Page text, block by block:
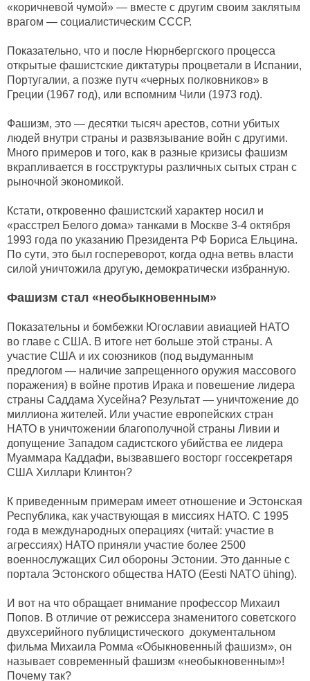
«коричневой чумой» — вместе с другим своим заклятым
врагом — социалистическим СССР.
Показательно, что и после Нюрнбергского процесса
открытые фашистские диктатуры процветали в Испании,
Португалии, а позже путч «черных полковников» в
Греции (1967 год), или вспомним Чили (1973 год).
Фашизм, это — десятки тысяч арестов, сотни убитых
людей внутри страны и развязывание войн с другими.
Много примеров и того, как в разные кризисы фашизм
вкрапливается в госструктуры различных сытых стран с
рыночной экономикой.
Кстати, откровенно фашистский характер носил и
«расстрел Белого дома» танками в Москве 3-4 октября
1993 года по указанию Президента РФ Бориса Ельцина.
По сути, это был госпереворот, когда одна ветвь власти
силой уничтожила другую, демократически избранную.
Фашизм стал «необыкновенным»
Показательны и бомбежки Югославии авиацией НАТО
во главе с США. В итоге нет больше этой страны. А
участие США и их союзников (под выдуманным
предлогом — наличие запрещенного оружия массового
поражения) в войне против Ирака и повешение лидера
страны Саддама Хусейна? Результат — уничтожение до
миллиона жителей. Или участие европейских стран
НАТО в уничтожении благополучной страны Ливии и
допущение Западом садистского убийства ее лидера
Муаммара Каддафи, вызвавшего восторг госсекретаря
США Хиллари Клинтон?
К приведенным примерам имеет отношение и Эстонская
Республика, как участвующая в миссиях НАТО. С 1995
года в международных операциях (читай: участие в
агрессиях) НАТО приняли участие более 2500
военнослужащих Сил обороны Эстонии. Это данные с
портала Эстонского общества НАТО (Eesti NATO ühing).
И вот на что обращает внимание профессор Михаил
Попов. В отличие от режиссера знаменитого советского
двухсерийного публицистического документальном
фильма Михаила Ромма «Обыкновенный фашизм», он
называет современный фашизм «необыкновенным»!
Почему так?